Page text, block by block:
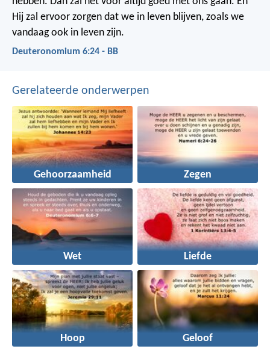
Hij zal ervoor zorgen dat we in leven blijven, zoals we
vandaag ook in leven zijn.
Deuteronomium 6:24 - BB
Gerelateerde onderwerpen
Gehoorzaamheid Zegen
Wet Liefde
Hoop Geloof